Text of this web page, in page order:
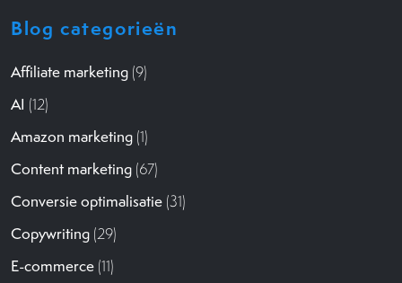
Blog categorieën
Affiliate marketing (9)
AI (12)
Amazon marketing (1)
Content marketing (67)
Conversie optimalisatie (31)
Copywriting (29)
E-commerce (11)